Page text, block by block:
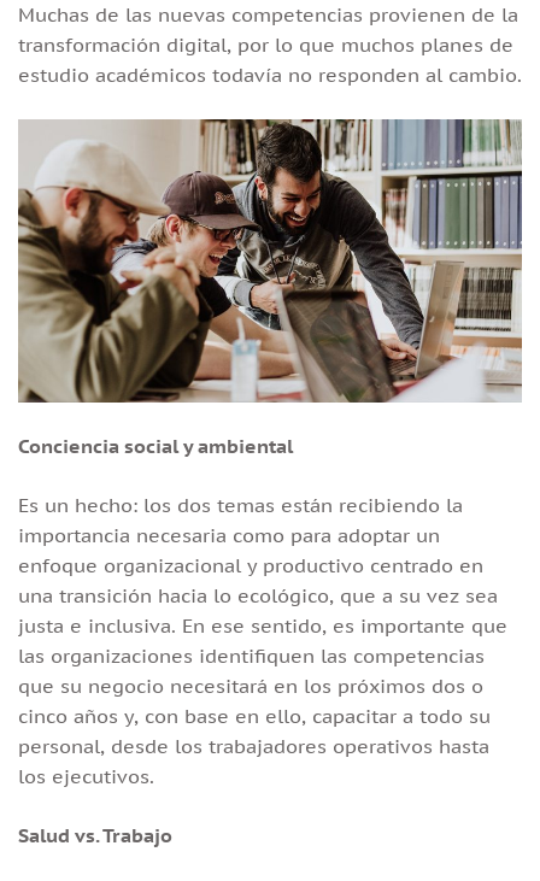
Muchas de las nuevas competencias provienen de la
transformación digital, por lo que muchos planes de
estudio académicos todavía no responden al cambio.
Conciencia social y ambiental
Es un hecho: los dos temas están recibiendo la
importancia necesaria como para adoptar un
enfoque organizacional y productivo centrado en
una transición hacia lo ecológico, que a su vez sea
justa e inclusiva. En ese sentido, es importante que
las organizaciones identifiquen las competencias
que su negocio necesitará en los próximos dos o
cinco años y, con base en ello, capacitar a todo su
personal, desde los trabajadores operativos hasta
los ejecutivos.
Salud vs. Trabajo